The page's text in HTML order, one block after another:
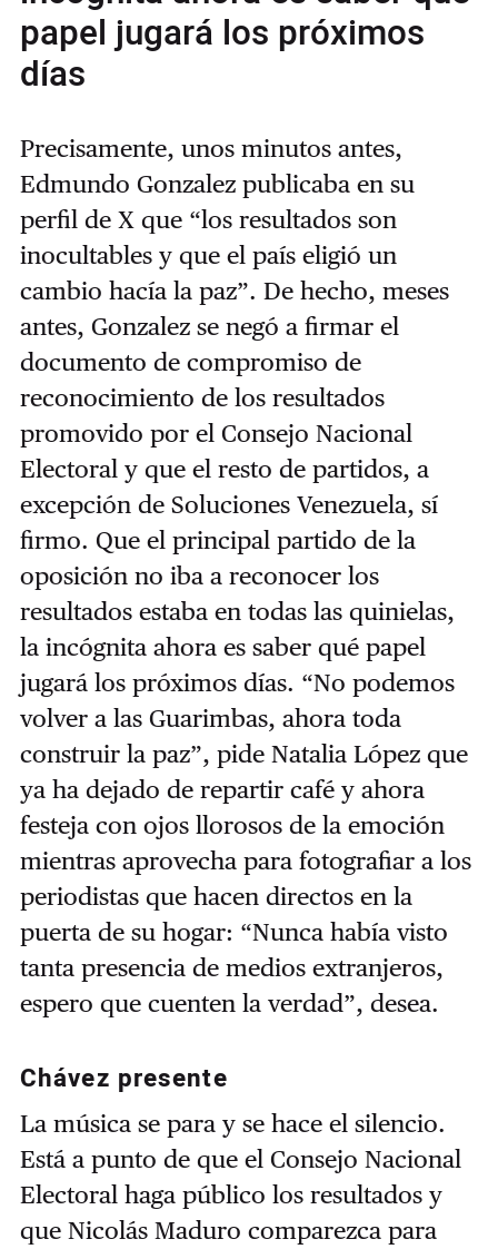
papel jugará los próximos
días
Precisamente, unos minutos antes,
Edmundo Gonzalez publicaba en su
perfil de X que “los resultados son
inocultables y que el país eligió un
cambio hacía la paz”. De hecho, meses
antes, Gonzalez se negó a firmar el
documento de compromiso de
reconocimiento de los resultados
promovido por el Consejo Nacional
Electoral y que el resto de partidos, a
excepción de Soluciones Venezuela, sí
firmo. Que el principal partido de la
oposición no iba a reconocer los
resultados estaba en todas las quinielas,
la incógnita ahora es saber qué papel
jugará los próximos días. “No podemos
volver a las Guarimbas, ahora toda
construir la paz”, pide Natalia López que
ya ha dejado de repartir café y ahora
festeja con ojos llorosos de la emoción
mientras aprovecha para fotografiar a los
periodistas que hacen directos en la
puerta de su hogar: “Nunca había visto
tanta presencia de medios extranjeros,
espero que cuenten la verdad”, desea.
Chávez presente
La música se para y se hace el silencio.
Está a punto de que el Consejo Nacional
Electoral haga público los resultados y
que Nicolás Maduro comparezca para